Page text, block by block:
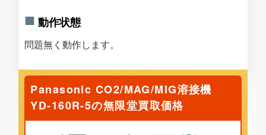
動作状態
問題無く動作します。
Panasonic CO2/MAG/MIG溶接機
YD-160R-5の無限堂買取価格